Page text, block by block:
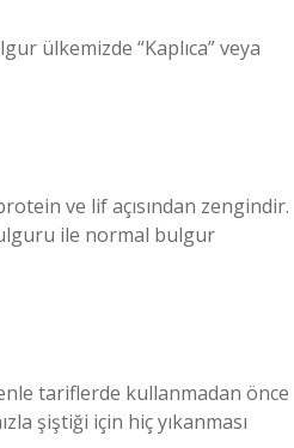
ülkemizde “Kaplıca” veya
ve lif açısından zengindir.
ile normal bulgur
tariflerde kullanmadan önce
şiştiği için hiç yıkanması